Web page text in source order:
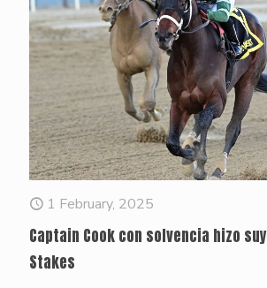
1 February, 2025
Captain Cook con solvencia hizo
Stakes